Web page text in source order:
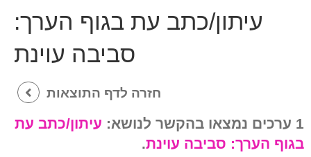
עיתון/כתב עת בגוף הערך:
סביבה עוינת
חזרה לדף התוצאות
1 ערכים נמצאו בהקשר לנושא:
עיתון/כתב עת
בגוף הערך: סביבה עוינת.